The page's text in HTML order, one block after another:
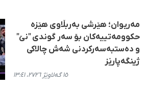
مەریوان؛ هێرشی بەربڵاوی هێزە
حکوومەتییەکان بۆ سەر گوندی "نێ"
و دەستبەسەرکردنی شەش چالاکی
ژینگەپارێز
١٥ گەلاوێژ ٢٧٢٦، ١٣:٤١